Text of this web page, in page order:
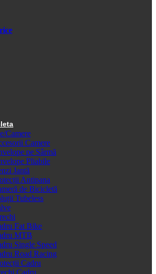
Camere
Camere
pe Sârmă
Pliabile
Jantă
Antipana
de Bicicletă
Tubeless
Fat Bike
MTB
Single Speed
Road Racing
Cadru
Cadru